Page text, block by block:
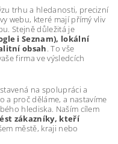
trhu a hledanosti, precizní
webu, které mají přímý vliv
Stejně důležitá je
i Seznam), lokální
obsah. To vše
firma ve výsledcích
na spolupráci a
a proč děláme, a nastavíme
hlediska. Naším cílem
zákazníky, kteří
městě, kraji nebo